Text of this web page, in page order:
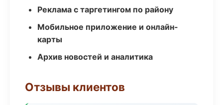
Реклама с таргетингом по району
Мобильное приложение и онлайн-
карты
Архив новостей и аналитика
Отзывы клиентов